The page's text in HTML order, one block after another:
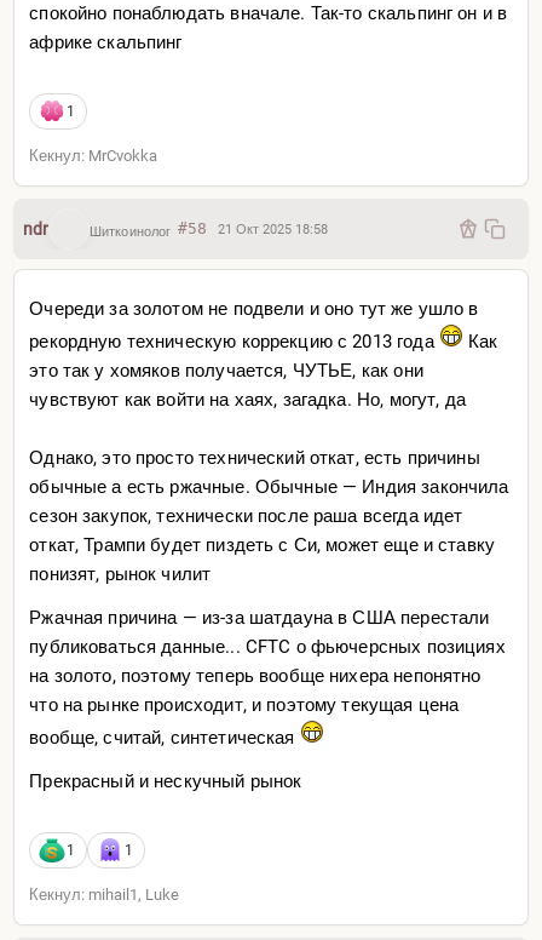
спокойно понаблюдать вначале. Так-то скальпинг он и в
африке скальпинг
1
Кекнул: MrCvokka
ndr Шиткоинолог #58 21 Окт 2025 18:58
Очереди за золотом не подвели и оно тут же ушло в
рекордную техническую коррекцию с 2013 года
Как
это так у хомяков получается, ЧУТЬЕ, как они
чувствуют как войти на хаях, загадка. Но, могут, да
Однако, это просто технический откат, есть причины
обычные а есть ржачные. Обычные — Индия закончила
сезон закупок, технически после раша всегда идет
откат, Трампи будет пиздеть с Си, может еще и ставку
понизят, рынок чилит
Ржачная причина — из-за шатдауна в США перестали
публиковаться данные... CFTC о фьючерсных позициях
на золото, поэтому теперь вообще нихера непонятно
что на рынке происходит, и поэтому текущая цена
вообще, считай, синтетическая
Прекрасный и нескучный рынок
1 1
Кекнул: mihail1, Luke